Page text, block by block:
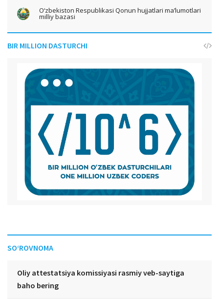
O‘zbekiston Respublikasi Qonun hujjatlari ma’lumotlari
milliy bazasi
BIR MILLION DASTURCHI
SO‘ROVNOMA
Oliy attestatsiya komissiyasi rasmiy veb-saytiga
baho bering